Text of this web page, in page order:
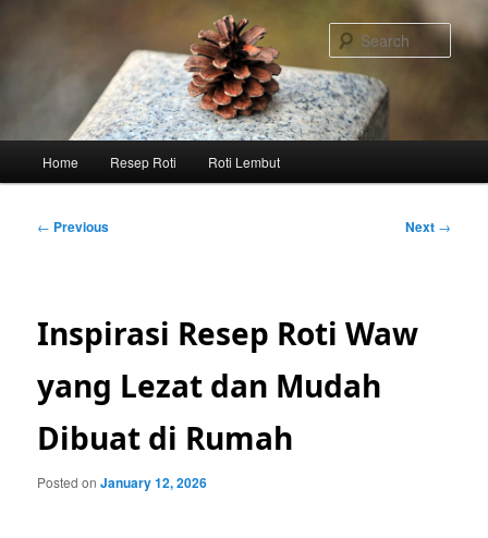
Home Resep Roti Roti Lembut
Post
← Previous Next →
Inspirasi Resep Roti Waw
yang Lezat dan Mudah
Dibuat di Rumah
Posted onJanuary 12, 2026